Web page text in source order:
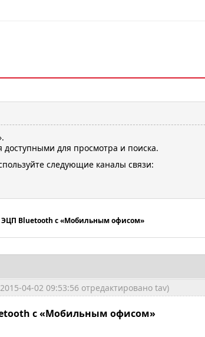
для просмотра и поиска.
следующие каналы связи:
ЭЦП Bluetooth с «Мобильным офисом»
04-02 09:53:56 отредактировано tav)
с «Мобильным офисом»